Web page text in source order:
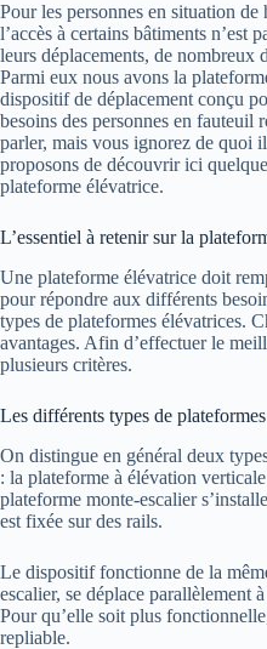
Pour les personnes en situation
l’accès à certains bâtiments n’est
leurs déplacements, de nombreux
Parmi eux nous avons la
dispositif de déplacement conçu
besoins des personnes en fauteuil
parler, mais vous ignorez de quoi
proposons de découvrir ici
plateforme élévatrice.
L’essentiel à retenir sur la
Une plateforme élévatrice doit
pour répondre aux différents
types de plateformes élévatrices.
avantages. Afin d’effectuer le
plusieurs critères.
Les différents types de
On distingue en général deux
: la plateforme à élévation
plateforme monte-escalier
est fixée sur des rails.
Le dispositif fonctionne de la
escalier, se déplace parallèlement
Pour qu’elle soit plus
repliable.